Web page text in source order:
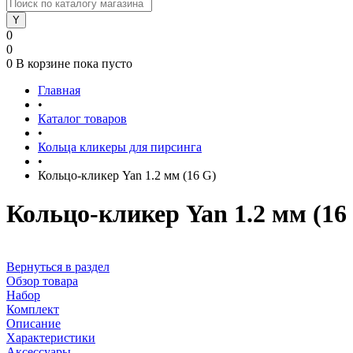
0
0
0 В корзине пока пусто
Главная
•
Каталог товаров
•
Кольца кликеры для пирсинга
•
Кольцо-кликер Yan 1.2 мм (16 G)
Кольцо-кликер Yan 1.2 мм (16
Вернуться в раздел
Обзор товара
Набор
Комплект
Описание
Характеристики